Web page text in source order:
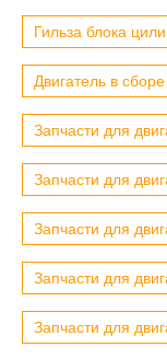
Гильза блока
Двигатель в сборе
Запчасти для
Запчасти для
Запчасти для
Запчасти для
Запчасти для